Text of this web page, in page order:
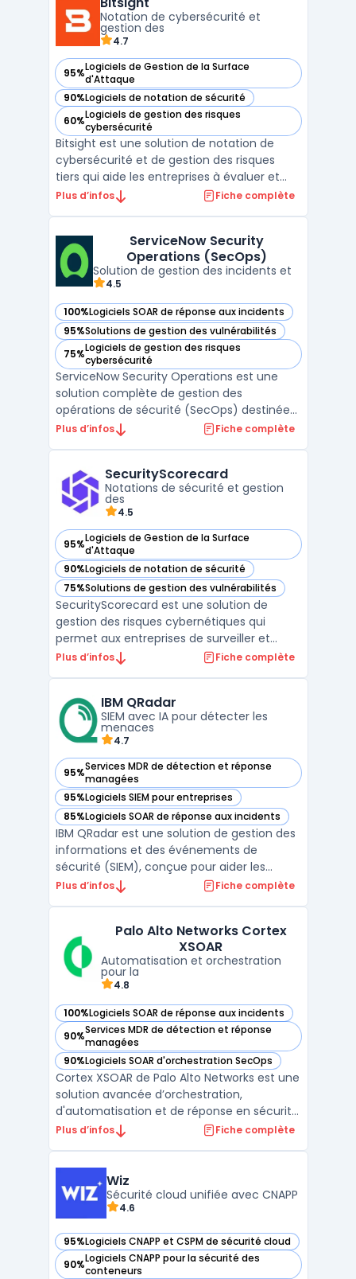
évidence les chemins d’exploitation
réellement actionnables afin ...
Notation de cybersécurité et
gestion des
4.7
95%Logiciels de Gestion de la Surface
d'Attaque
— voir Bitsight dans cette catégorie
90%Logiciels de notation de sécurité
— voir Bitsight dans cette catégorie
60%Logiciels de gestion des risques
cybersécurité
— voir Bitsight dans cette catégorie
Bitsight est une solution de notation de
cybersécurité et de gestion des risques
tiers qui aide les entreprises à évaluer et
surveiller la performance de sécurité de
fournit une évaluation objective de la
posture de cyb ...
Plus d’infos Fiche complète
ServiceNow Security
Operations (SecOps)
Solution de gestion des incidents et
4.5
100%Logiciels SOAR de réponse aux incidents
— voir ServiceNow Security Operations (SecOps) dans
95%Solutions de gestion des vulnérabilités
— voir ServiceNow Security Operations (SecOps) dans
75%Logiciels de gestion des risques
cybersécurité
— voir ServiceNow Security Operations (SecOps) dans
ServiceNow Security Operations est une
solution complète de gestion des
opérations de sécurité (SecOps) destinée
aux entreprises cherchant à améliorer leur
cette solution repose sur l'orchestration et
l'automatisati ...
Plus d’infos Fiche complète
SecurityScorecard
Notations de sécurité et gestion
des
4.5
95%Logiciels de Gestion de la Surface
d'Attaque
— voir SecurityScorecard dans cette catégorie
90%Logiciels de notation de sécurité
— voir SecurityScorecard dans cette catégorie
75%Solutions de gestion des vulnérabilités
— voir SecurityScorecard dans cette catégorie
SecurityScorecard est une solution de
gestion des risques cybernétiques qui
permet aux entreprises de surveiller et
d’améliorer leur posture de sécurité. En
traitants à travers un système de notation
A-F, la plateforme aid ...
Plus d’infos Fiche complète
IBM QRadar
SIEM avec IA pour détecter les
menaces
4.7
95%Services MDR de détection et réponse
managées
— voir IBM QRadar dans cette catégorie
95%Logiciels SIEM pour entreprises
— voir IBM QRadar dans cette catégorie
85%Logiciels SOAR de réponse aux incidents
— voir IBM QRadar dans cette catégorie
IBM QRadar est une solution de gestion des
informations et des événements de
sécurité (SIEM), conçue pour aider les
entreprises à détecter, prioriser et corréler
artificielle (IA) et de l’automatisation,
QRadar perme ...
Plus d’infos Fiche complète
Palo Alto Networks Cortex
XSOAR
Automatisation et orchestration
pour la
4.8
100%Logiciels SOAR de réponse aux incidents
— voir Palo Alto Networks Cortex XSOAR dans cette
90%Services MDR de détection et réponse
managées
— voir Palo Alto Networks Cortex XSOAR dans cette
90%Logiciels SOAR d'orchestration SecOps
— voir Palo Alto Networks Cortex XSOAR dans cette
Cortex XSOAR de Palo Alto Networks est une
solution avancée d’orchestration,
d'automatisation et de réponse en sécurité
(SOAR) qui permet de centraliser la gestion
automatise les processus manuels grâce à
des playbooks person ...
Plus d’infos Fiche complète
Wiz
Sécurité cloud unifiée avec CNAPP
4.6
95%Logiciels CNAPP et CSPM de sécurité cloud
— voir Wiz dans cette catégorie
90%Logiciels CNAPP pour la sécurité des
conteneurs
— voir Wiz dans cette catégorie